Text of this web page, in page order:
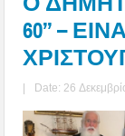
60’’ –
| Date: 26